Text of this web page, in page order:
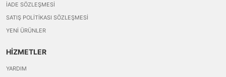
İADE SÖZLEŞMESI
SATIŞ POLITIKASI SÖZLEŞMESI
YENI ÜRÜNLER
HİZMETLER
YARDIM